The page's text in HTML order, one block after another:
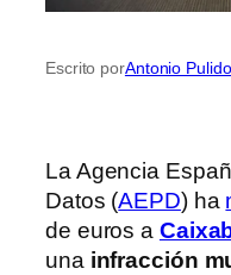
Escrito porAntonio Pulido
La Agencia
Datos (AEPD) ha
de euros a
una infracción